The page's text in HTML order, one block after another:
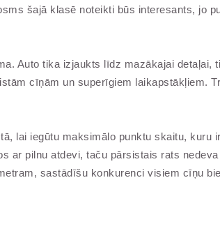
šajā klasē noteikti būs interesants, jo
Auto tika izjaukts līdz mazākajai detaļai,
cīņām un superīgiem laikapstākļiem.
lai iegūtu maksimālo punktu skaitu, kuru
ar pilnu atdevi, taču pārsistais rats
sastādīšu konkurenci visiem cīņu